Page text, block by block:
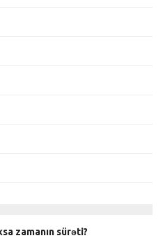
zamanın sürəti?